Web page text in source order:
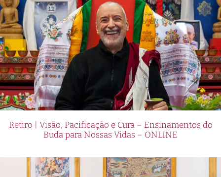
Retiro | Visão, Pacificação e Cura – Ensinamentos do
Buda para Nossas Vidas – ONLINE